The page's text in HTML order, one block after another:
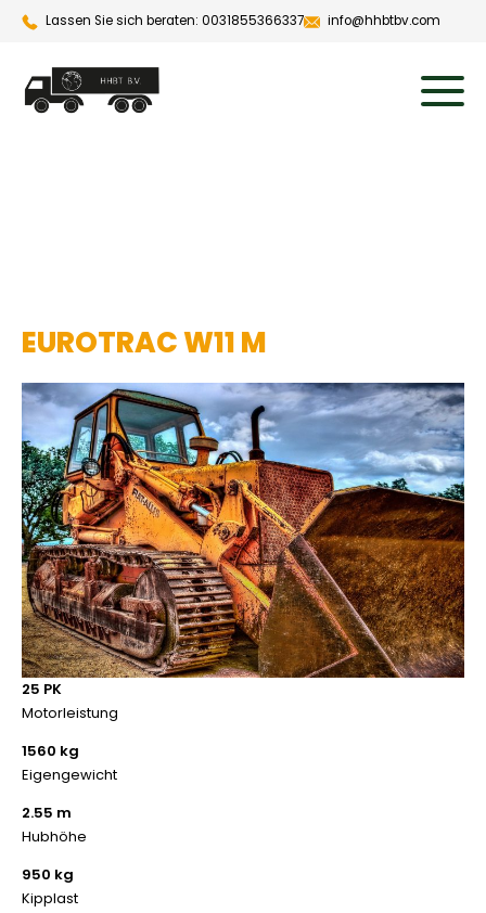
Lassen Sie sich beraten: 0031855366337 info@hhbtbv.com
EUROTRAC W11 M
25 PK
Motorleistung
1560 kg
Eigengewicht
2.55 m
Hubhöhe
950 kg
Kipplast